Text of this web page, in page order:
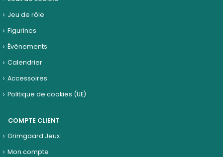
Jeu de rôle
Figurines
Évènements
Calendrier
Accessoires
Politique de cookies (UE)
COMPTE CLIENT
Grimgaard Jeux
Mon compte